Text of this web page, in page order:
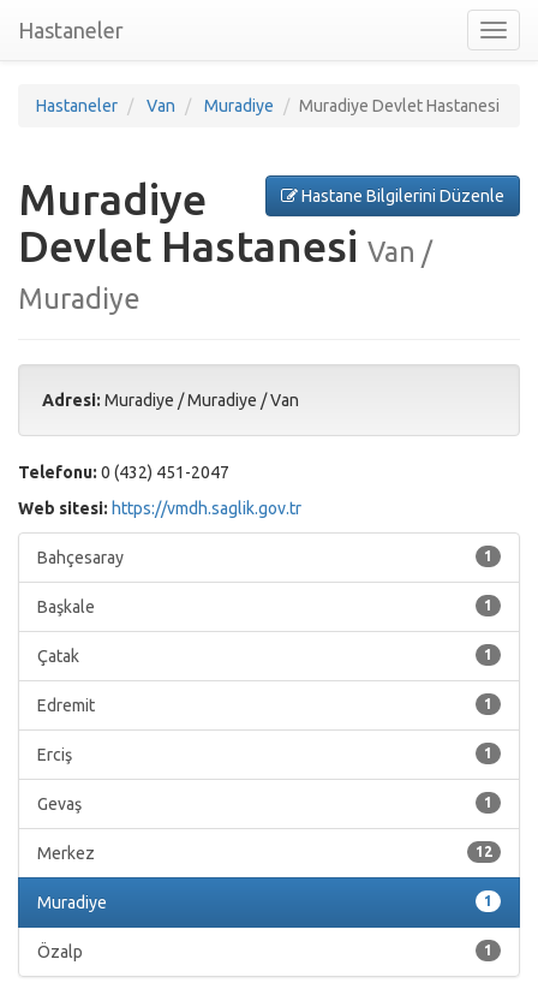
nav
Hastaneler
Hastaneler Van Muradiye Muradiye Devlet Hastanesi
Hastane Bilgilerini Düzenle
Muradiye
Devlet Hastanesi Van /
Muradiye
Adresi: Muradiye /Muradiye /Van
Telefonu: 0 (432) 451-2047
Web sitesi: https://vmdh.saglik.gov.tr
1
Bahçesaray
1
Başkale
1
Çatak
1
Edremit
1
Erciş
1
Gevaş
12
Merkez
1
Muradiye
1
Özalp